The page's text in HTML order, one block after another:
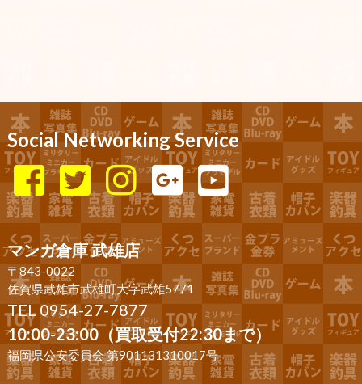
Social Networking Service
マンガ倉庫 武雄店
〒843-0022
佐賀県武雄市武雄町大字武雄5771
TEL 0954-27-7877
10:00-23:00（買取受付22:30まで）
福岡県公安委員会 第901131310017号